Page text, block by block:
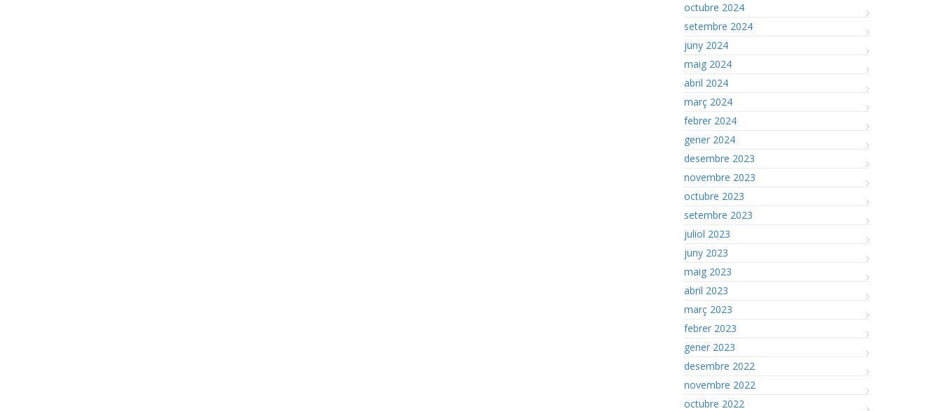
octubre 2024
setembre 2024
juny 2024
maig 2024
abril 2024
març 2024
febrer 2024
gener 2024
desembre 2023
novembre 2023
octubre 2023
setembre 2023
juliol 2023
juny 2023
maig 2023
abril 2023
març 2023
febrer 2023
gener 2023
desembre 2022
novembre 2022
octubre 2022